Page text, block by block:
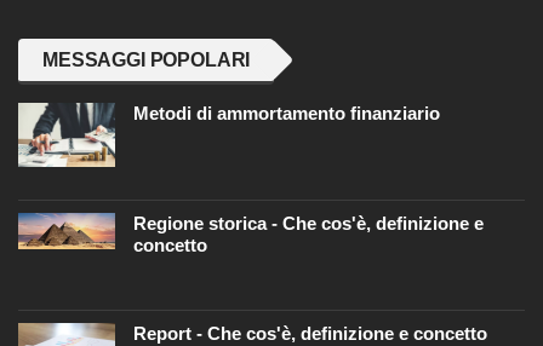
MESSAGGI POPOLARI
Metodi di ammortamento finanziario
Regione storica - Che cos'è, definizione e
concetto
Report - Che cos'è, definizione e concetto